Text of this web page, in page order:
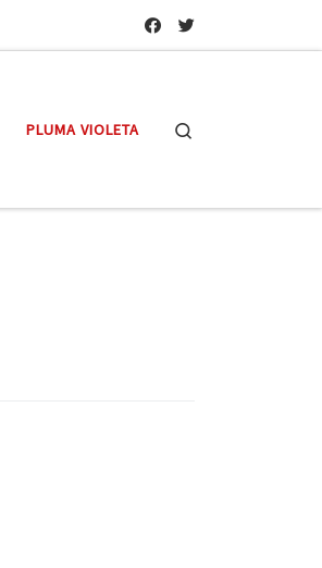
PLUMA VIOLETA